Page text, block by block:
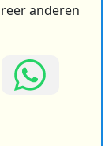
anderen